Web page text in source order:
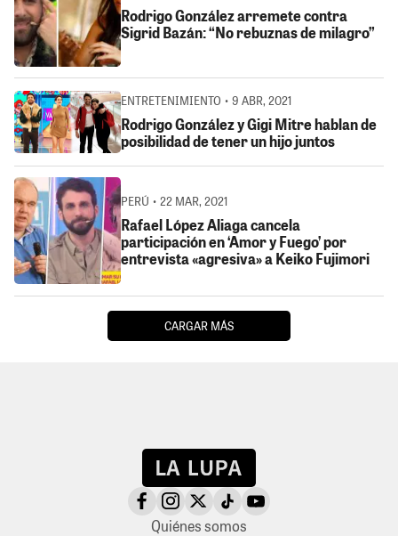
Rodrigo González arremete contra
Sigrid Bazán: “No rebuznas de milagro”
ENTRETENIMIENTO • 9 ABR, 2021
Rodrigo González y Gigi Mitre hablan de
posibilidad de tener un hijo juntos
PERÚ • 22 MAR, 2021
Rafael López Aliaga cancela
participación en ‘Amor y Fuego’ por
entrevista «agresiva» a Keiko Fujimori
CARGAR MÁS
Quiénes somos